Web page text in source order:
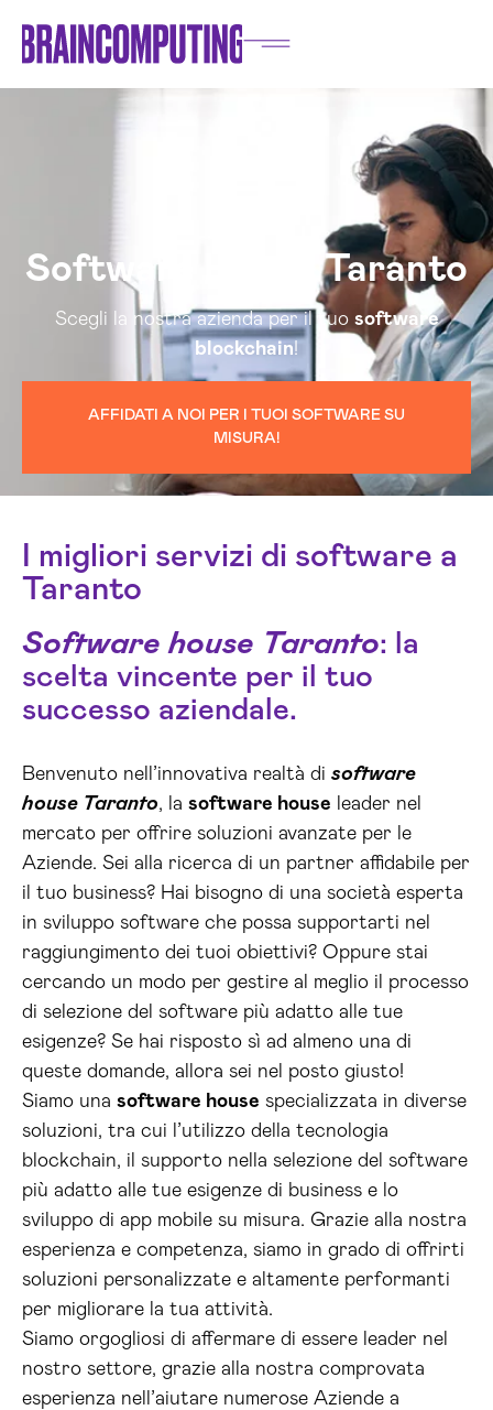
Software House Taranto
Scegli la nostra azienda per il tuo software
blockchain!
AFFIDATI A NOI PER I TUOI SOFTWARE SU
MISURA!
I migliori servizi di software a
Taranto
Software house Taranto: la
scelta vincente per il tuo
successo aziendale.
Benvenuto nell’innovativa realtà di software
house Taranto, la software house leader nel
mercato per offrire soluzioni avanzate per le
Aziende. Sei alla ricerca di un partner affidabile per
il tuo business? Hai bisogno di una società esperta
in sviluppo software che possa supportarti nel
raggiungimento dei tuoi obiettivi? Oppure stai
cercando un modo per gestire al meglio il processo
di selezione del software più adatto alle tue
esigenze? Se hai risposto sì ad almeno una di
queste domande, allora sei nel posto giusto!
Siamo una software house specializzata in diverse
soluzioni, tra cui l’utilizzo della tecnologia
blockchain, il supporto nella selezione del software
più adatto alle tue esigenze di business e lo
sviluppo di app mobile su misura. Grazie alla nostra
esperienza e competenza, siamo in grado di offrirti
soluzioni personalizzate e altamente performanti
per migliorare la tua attività.
Siamo orgogliosi di affermare di essere leader nel
nostro settore, grazie alla nostra comprovata
esperienza nell’aiutare numerose Aziende a